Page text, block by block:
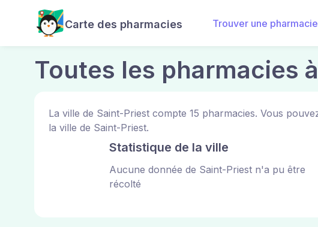
Carte des pharmacies Trouver une pharmacie
Toutes les pharmacies
La ville de Saint-Priest compte 15 pharmacies. Vous
la ville de Saint-Priest.
Statistique de la ville
Aucune donnée de Saint-Priest n'a pu être
récolté